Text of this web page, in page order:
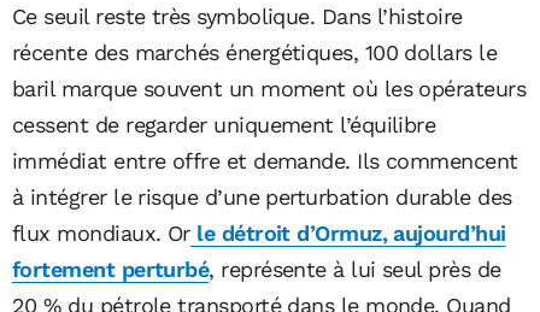
Ce seuil reste très symbolique. Dans l’histoire
récente des marchés énergétiques, 100 dollars le
baril marque souvent un moment où les opérateurs
cessent de regarder uniquement l’équilibre
immédiat entre offre et demande. Ils commencent
à intégrer le risque d’une perturbation durable des
flux mondiaux. Orle détroit d’Ormuz, aujourd’hui
fortement perturbé, représente à lui seul près de
20 % du pétrole transporté dans le monde. Quand